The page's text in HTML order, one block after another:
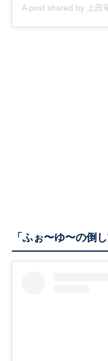
A post shared by 上田
「ふぉ〜ゆ〜の倒し